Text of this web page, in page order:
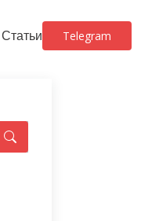
Статьи Telegram